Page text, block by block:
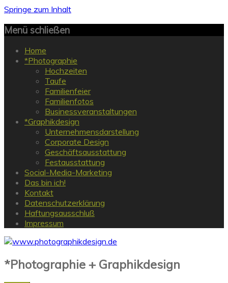
Springe zum Inhalt
Menü schließen
Home
*Photographie
Hochzeiten
Taufe
Familienfeier
Familienfotos
Businessveranstaltungen
*Graphikdesign
Unternehmensdarstellung
Corporate Design
Geschäftsausstattung
Festausstattung
Social-Media-Marketing
Das bin ich!
Kontakt
Datenschutzerklärung
Haftungsausschluß
Impressum
*Photographie + Graphikdesign